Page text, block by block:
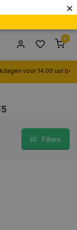
×
0
voor 14.00 uur
Filters